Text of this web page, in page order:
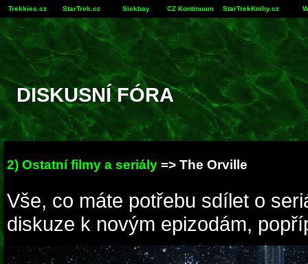
Trekkies.cz StarTrek.cz Sickbay CZ Kontinuum StarTrekKnihy.cz
DISKUSNÍ FÓRA
2) Ostatní filmy a seriály => The Orville
Vše, co máte potřebu sdílet o
diskuze k novým epizodám,